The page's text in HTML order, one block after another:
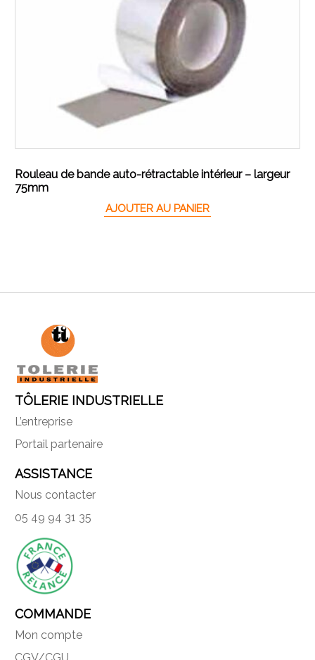
Rouleau de bande auto-rétractable intérieur – largeur
75mm
AJOUTER AU PANIER
TÔLERIE INDUSTRIELLE
L’entreprise
Portail partenaire
ASSISTANCE
Nous contacter
05 49 94 31 35
COMMANDE
Mon compte